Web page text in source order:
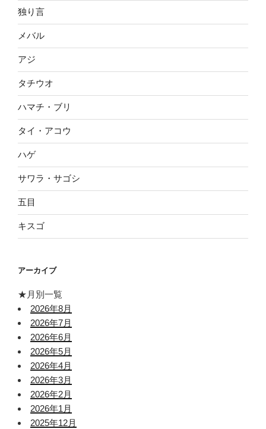
独り言
メバル
アジ
タチウオ
ハマチ・ブリ
タイ・アコウ
ハゲ
サワラ・サゴシ
五目
キスゴ
アーカイブ
★月別一覧
2026年8月
2026年7月
2026年6月
2026年5月
2026年4月
2026年3月
2026年2月
2026年1月
2025年12月